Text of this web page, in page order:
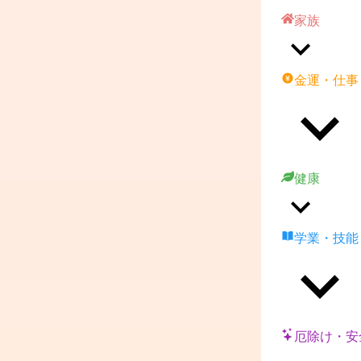
家族
金運・仕事
健康
学業・技能
厄除け・